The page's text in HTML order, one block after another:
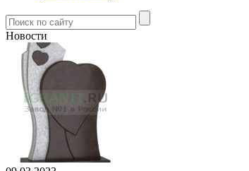
Новости